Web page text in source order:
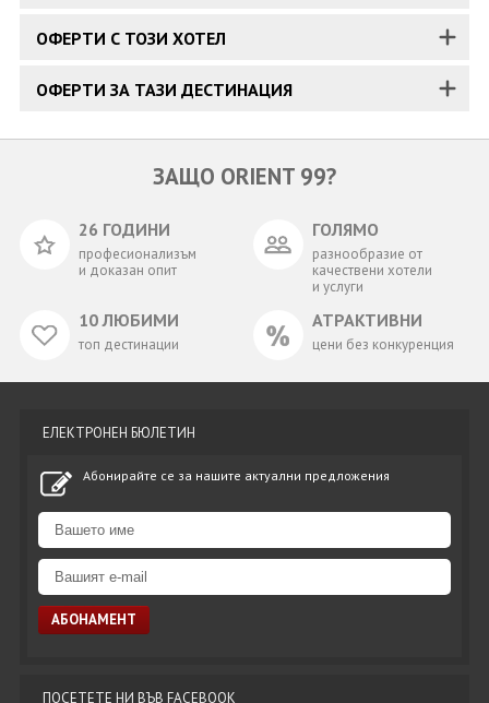
ОФЕРТИ С ТОЗИ ХОТЕЛ
ОФЕРТИ ЗА ТАЗИ ДЕСТИНАЦИЯ
ЗАЩО ORIENT 99?
26 ГОДИНИ
професионализъм
и доказан опит
ГОЛЯМО
разнообразие от
качествени хотели
и услуги
10 ЛЮБИМИ
топ дестинации
АТРАКТИВНИ
цени без конкуренция
ЕЛЕКТРОНЕН БЮЛЕТИН
Абонирайте се за нашите актуални предложения
ПОСЕТЕТЕ НИ ВЪВ FACEBOOK